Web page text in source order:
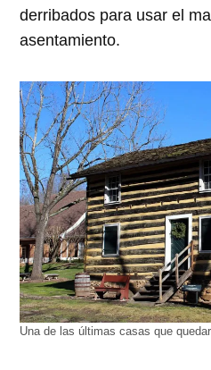
derribados para usar el
asentamiento.
Una de las últimas casas que